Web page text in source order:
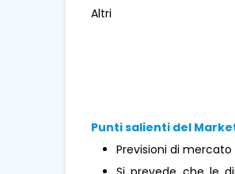
Altri
Punti salienti del
Previsioni di